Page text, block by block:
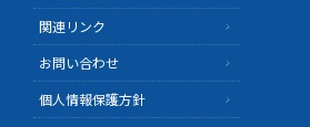
関連リンク
お問い合わせ
個人情報保護方針